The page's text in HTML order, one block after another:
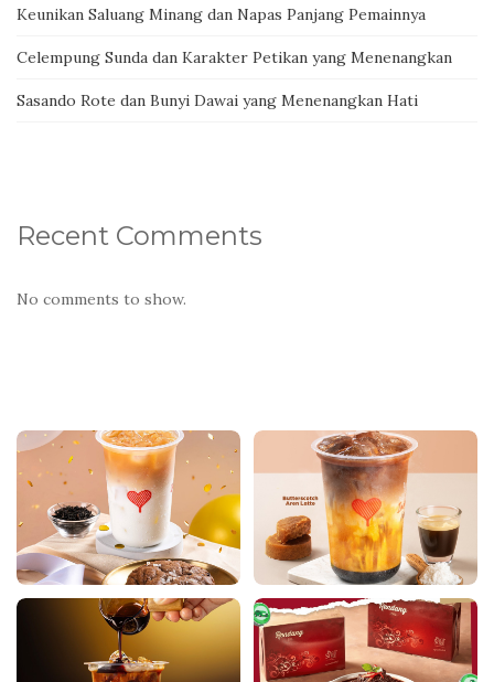
Keunikan Saluang Minang dan Napas Panjang Pemainnya
Celempung Sunda dan Karakter Petikan yang Menenangkan
Sasando Rote dan Bunyi Dawai yang Menenangkan Hati
Recent Comments
No comments to show.